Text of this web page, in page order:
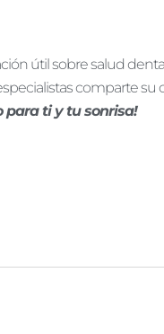
útil sobre salud
comparte su
para ti y tu sonrisa!